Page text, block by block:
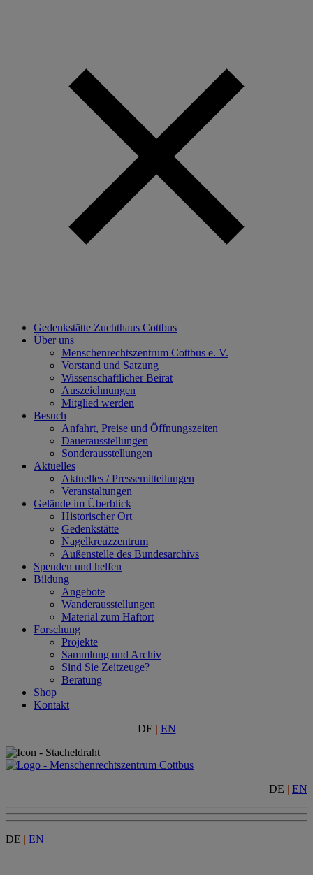
Gedenkstätte Zuchthaus Cottbus
Über uns
Menschenrechtszentrum Cottbus e. V.
Vorstand und Satzung
Wissenschaftlicher Beirat
Auszeichnungen
Mitglied werden
Besuch
Anfahrt, Preise und Öffnungszeiten
Dauerausstellungen
Sonderausstellungen
Aktuelles
Aktuelles / Pressemitteilungen
Veranstaltungen
Gelände im Überblick
Historischer Ort
Gedenkstätte
Nagelkreuzzentrum
Außenstelle des Bundesarchivs
Spenden und helfen
Bildung
Angebote
Wanderausstellungen
Material zum Haftort
Forschung
Projekte
Sammlung und Archiv
Sind Sie Zeitzeuge?
Beratung
Shop
Kontakt
DE | EN
DE | EN
DE | EN